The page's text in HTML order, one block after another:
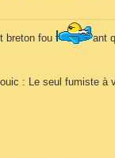
breton fou ant
: Le seul fumiste à